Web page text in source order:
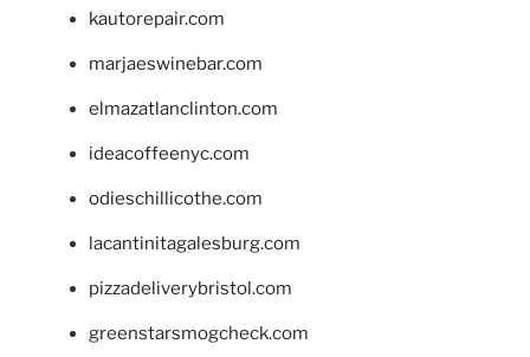
kautorepair.com
marjaeswinebar.com
elmazatlanclinton.com
ideacoffeenyc.com
odieschillicothe.com
lacantinitagalesburg.com
pizzadeliverybristol.com
greenstarsmogcheck.com